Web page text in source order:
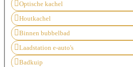
Optische kachel
Houtkachel
Binnen bubbelbad
Laadstation e-auto's
Badkuip